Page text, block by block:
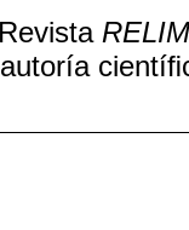
Revista